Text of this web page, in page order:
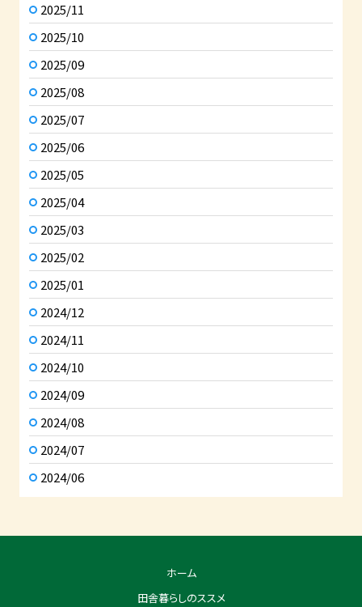
2025/11
2025/10
2025/09
2025/08
2025/07
2025/06
2025/05
2025/04
2025/03
2025/02
2025/01
2024/12
2024/11
2024/10
2024/09
2024/08
2024/07
2024/06
ホーム
田舎暮らしのススメ